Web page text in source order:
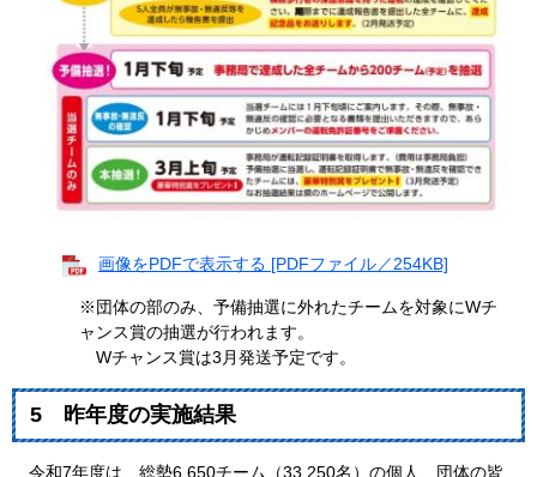
画像をPDFで表示する [PDFファイル／254KB]
※団体の部のみ、予備抽選に外れたチームを対象にWチ
ャンス賞の抽選が行われます。
Wチャンス賞は3月発送予定です。
5 昨年度の実施結果
令和7年度は、総勢6,650チーム（33,250名）の個人、団体の皆